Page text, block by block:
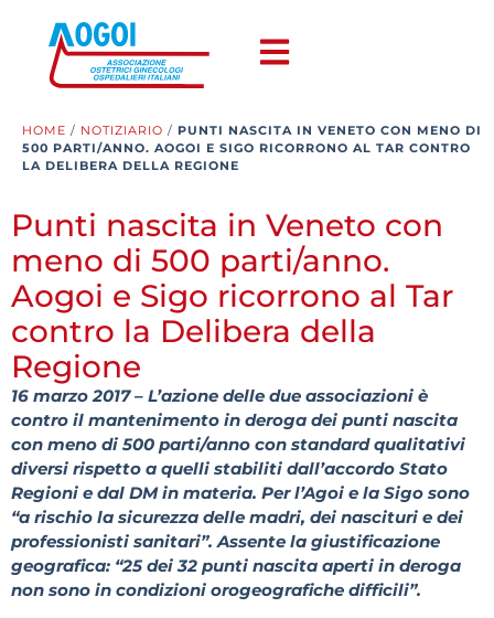
HOME / NOTIZIARIO / PUNTI NASCITA IN VENETO CON MENO DI
500 PARTI/ANNO. AOGOI E SIGO RICORRONO AL TAR CONTRO
LA DELIBERA DELLA REGIONE
Punti nascita in Veneto con
meno di 500 parti/anno.
Aogoi e Sigo ricorrono al Tar
contro la Delibera della
Regione
16 marzo 2017 – L’azione delle due associazioni è
contro il mantenimento in deroga dei punti nascita
con meno di 500 parti/anno con standard qualitativi
diversi rispetto a quelli stabiliti dall’accordo Stato
Regioni e dal DM in materia. Per l’Agoi e la Sigo sono
“a rischio la sicurezza delle madri, dei nascituri e dei
professionisti sanitari”. Assente la giustificazione
geografica: “25 dei 32 punti nascita aperti in deroga
non sono in condizioni orogeografiche difficili”.